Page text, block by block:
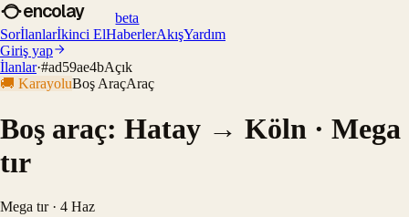
encolay
beta
Sorİlanlarİkinci ElHaberlerAkışYardım
Giriş yap
İlanlar·#ad59ae4bAçık
🚚 KarayoluBoş AraçAraç
Boş araç: Hatay → Köln · Mega
tır
Mega tır · 4 Haz